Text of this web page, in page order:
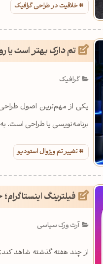
خلاقیت در طراحی گرافیک
تم دارک بهتر است یا
گرافیک
یکی از مهم‌ترین اصول طراحی
برنامه‌نویسی یا طراحی است.
تغییر تم ویژوال استودیو
فیلترینگ
آرت ورک سیاسی
از چند هفته گذشته شاهد